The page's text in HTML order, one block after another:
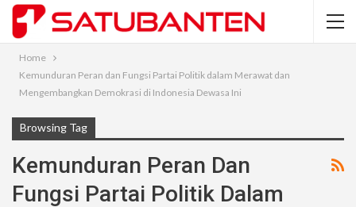
Home
Kemunduran Peran dan Fungsi Partai Politik dalam Merawat dan
Mengembangkan Demokrasi di Indonesia Dewasa Ini
Browsing Tag
Kemunduran Peran Dan
Fungsi Partai Politik Dalam